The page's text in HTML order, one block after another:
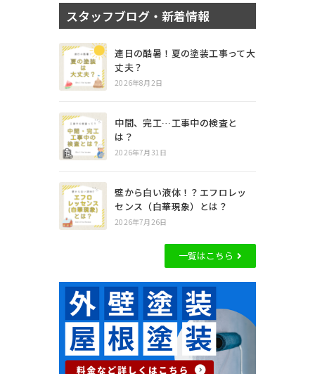
スタッフブログ・新着情報
連日の酷暑！夏の塗装工事って大
丈夫？
2026年8月2日
中間、完工…工事中の検査と
は？
2026年7月31日
壁から白い液体！？エフロレッ
センス（白華現象）とは？
2026年7月26日
一覧はこちら